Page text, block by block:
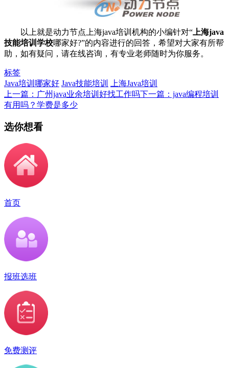
以上就是动力节点上海java培训机构的小编针对“ 上海java
技能培训学校哪家好?”的内容进行的回答，希望对大家有所帮
助，如有疑问，请在线咨询，有专业老师随时为你服务。
标签
Java培训哪家好 Java技能培训
上海Java培训
上一篇：广州java业余培训好找工作吗下一篇：java编程培训
有用吗？学费是多少
选你想看
首页
报班选班
免费测评